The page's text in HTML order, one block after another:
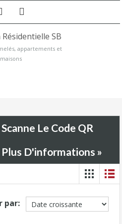
appartements et
maisons
Le Code QR
D'informations »
par: